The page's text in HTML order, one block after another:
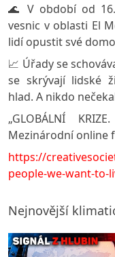
🌊 V období od
vesnic v oblasti El
lidí opustit své
📈 Úřady se
se skrývají lidské
hlad. A nikdo
„GLOBÁLNÍ
Mezinárodní online
https://
people-we-want-to-
Nejnovější